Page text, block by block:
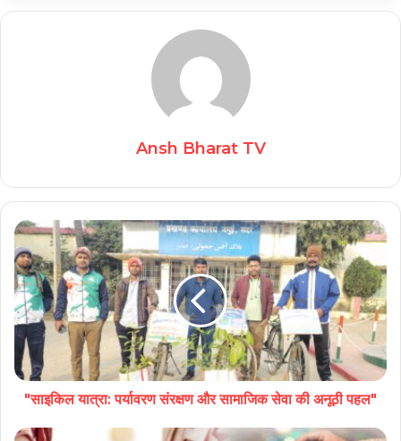
Ansh Bharat TV
"साइकिल यात्रा: पर्यावरण संरक्षण और सामाजिक सेवा की अनूठी पहल"